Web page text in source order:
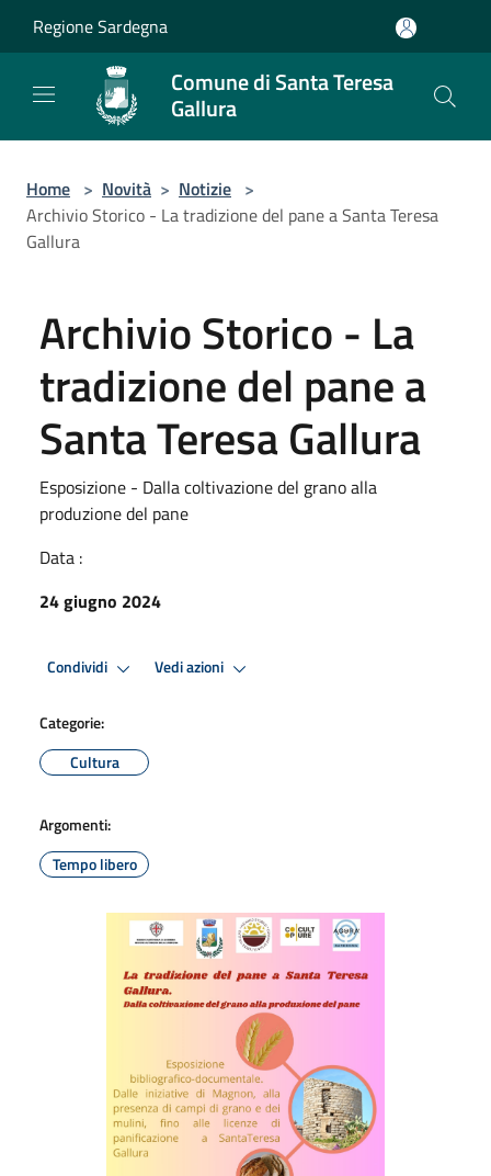
Regione Sardegna
Comune di Santa Teresa
Gallura
Home > Novità > Notizie >
Archivio Storico - La tradizione del pane a Santa Teresa
Gallura
Archivio Storico - La
tradizione del pane a
Santa Teresa Gallura
Esposizione - Dalla coltivazione del grano alla
produzione del pane
Data :
24 giugno 2024
Condividi Vedi azioni
Categorie:
Cultura
Argomenti:
Tempo libero